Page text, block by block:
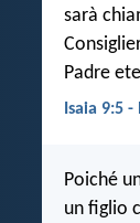
sarà
Padre
Isaia 9:5 -
Poiché
un figlio